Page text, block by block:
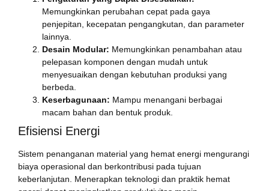
Memungkinkan perubahan cepat pada gaya
penjepitan, kecepatan pengangkutan, dan parameter
lainnya.
Desain Modular: Memungkinkan penambahan atau
pelepasan komponen dengan mudah untuk
menyesuaikan dengan kebutuhan produksi yang
berbeda.
Keserbagunaan: Mampu menangani berbagai
macam bahan dan bentuk produk.
Efisiensi Energi
Sistem penanganan material yang hemat energi mengurangi
biaya operasional dan berkontribusi pada tujuan
keberlanjutan. Menerapkan teknologi dan praktik hemat